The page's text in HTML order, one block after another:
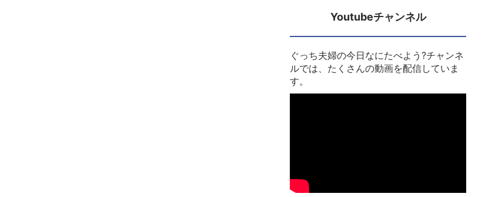
Youtubeチャンネル
ぐっち夫婦の今日なにたべよう?チャンネ
ルでは、たくさんの動画を配信していま
す。